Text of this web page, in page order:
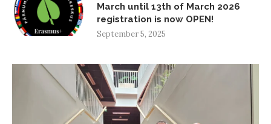
March until 13th of March 2026
registration is now OPEN!
September 5, 2025